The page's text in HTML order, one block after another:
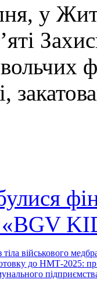
у
«BGV
військового
до НМТ-2025: